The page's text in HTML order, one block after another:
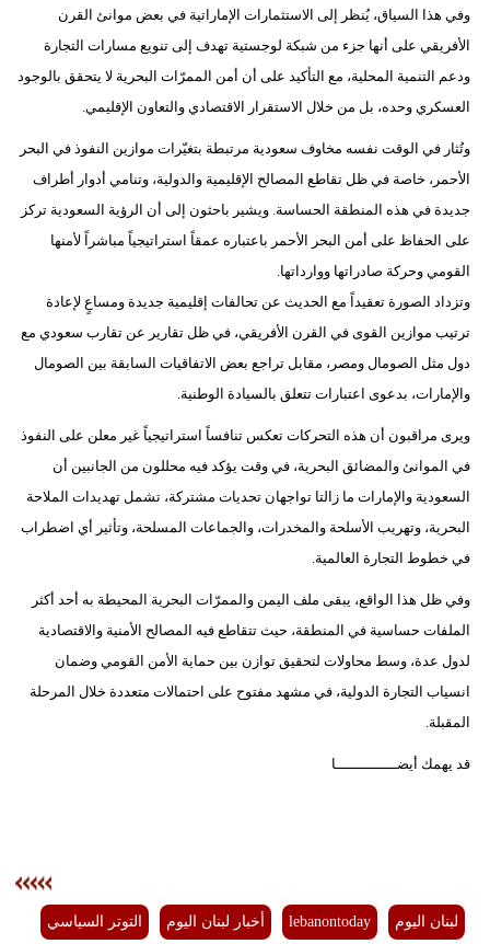
وفي هذا السياق، يُنظر إلى الاستثمارات الإماراتية في بعض موانئ القرن
الأفريقي على أنها جزء من شبكة لوجستية تهدف إلى تنويع مسارات التجارة
ودعم التنمية المحلية، مع التأكيد على أن أمن الممرّات البحرية لا يتحقق بالوجود
العسكري وحده، بل من خلال الاستقرار الاقتصادي والتعاون الإقليمي.
وتُثار في الوقت نفسه مخاوف سعودية مرتبطة بتغيّرات موازين النفوذ في البحر
الأحمر، خاصة في ظل تقاطع المصالح الإقليمية والدولية، وتنامي أدوار أطراف
جديدة في هذه المنطقة الحساسة. ويشير باحثون إلى أن الرؤية السعودية تركز
على الحفاظ على أمن البحر الأحمر باعتباره عمقاً استراتيجياً مباشراً لأمنها
القومي وحركة صادراتها ووارداتها.
وتزداد الصورة تعقيداً مع الحديث عن تحالفات إقليمية جديدة ومساعٍ لإعادة
ترتيب موازين القوى في القرن الأفريقي، في ظل تقارير عن تقارب سعودي مع
دول مثل الصومال ومصر، مقابل تراجع بعض الاتفاقيات السابقة بين الصومال
والإمارات، بدعوى اعتبارات تتعلق بالسيادة الوطنية.
ويرى مراقبون أن هذه التحركات تعكس تنافساً استراتيجياً غير معلن على النفوذ
في الموانئ والمضائق البحرية، في وقت يؤكد فيه محللون من الجانبين أن
السعودية والإمارات ما زالتا تواجهان تحديات مشتركة، تشمل تهديدات الملاحة
البحرية، وتهريب الأسلحة والمخدرات، والجماعات المسلحة، وتأثير أي اضطراب
في خطوط التجارة العالمية.
وفي ظل هذا الواقع، يبقى ملف اليمن والممرّات البحرية المحيطة به أحد أكثر
الملفات حساسية في المنطقة، حيث تتقاطع فيه المصالح الأمنية والاقتصادية
لدول عدة، وسط محاولات لتحقيق توازن بين حماية الأمن القومي وضمان
انسياب التجارة الدولية، في مشهد مفتوح على احتمالات متعددة خلال المرحلة
المقبلة.
قد يهمك أيضــــــــــــــا
لبنان اليوم lebanontoday أخبار لبنان اليوم التوتر السياسي